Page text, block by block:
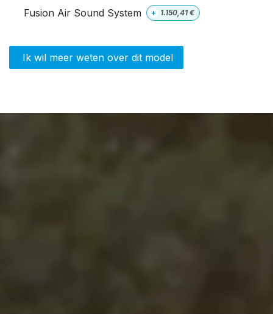
Fusion Air Sound System + 1.150,41€
Ik wil meer weten over dit model